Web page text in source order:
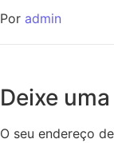
Por admin
Deixe
O seu endereço